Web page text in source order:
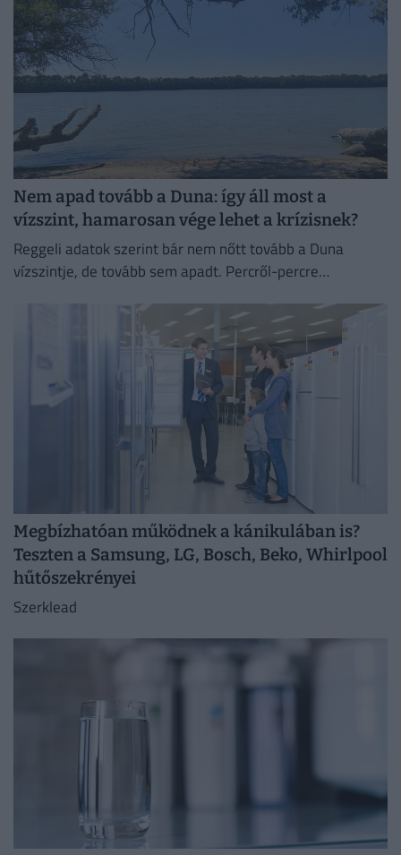
Nem apad tovább a Duna: így áll most a
vízszint, hamarosan vége lehet a krízisnek?
Reggeli adatok szerint bár nem nőtt tovább a Duna
vízszintje, de tovább sem apadt. Percről-percre
Megbízhatóan működnek a kánikulában is?
Teszten a Samsung, LG, Bosch, Beko, Whirlpool
hűtőszekrényei
Szerklead